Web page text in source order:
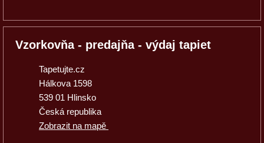
Vzorkovňa - predajňa - výdaj tapiet
Tapetujte.cz
Hálkova 1598
539 01 Hlinsko
Česká republika
Zobrazit na mapě